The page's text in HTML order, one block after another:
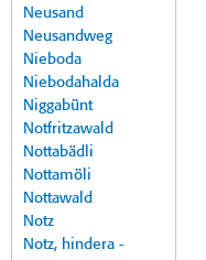
Neusand
Neusandweg
Nieboda
Niebodahalda
Niggabünt
Notfritzawald
Nottabädli
Nottamöli
Nottawald
Notz
Notz, hindera -